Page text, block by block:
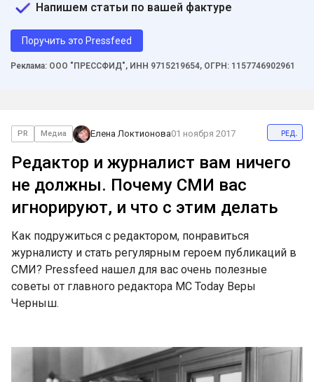
Напишем статьи по вашей фактуре
Поручить это Pressfeed
Реклама: ООО "ПРЕССФИД", ИНН 9715219654, ОГРН: 1157746902961
PR Медиа Елена Локтионова01 ноября 2017 ред.
Редактор и журналист вам ничего
не должны. Почему СМИ вас
игнорируют, и что с этим делать
Как подружиться с редактором, понравиться
журналисту и стать регулярным героем публикаций в
СМИ? Pressfeed нашел для вас очень полезные
советы от главного редактора MC Today Веры
Черныш.